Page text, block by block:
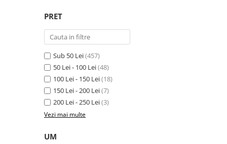
Dosare de prezentare
Dosare din carton
Dosare din plastic
Dosare suspendabile
Etichete bibliorafturi
File de protectie
Index autoadeziv
PRET
Sub 50 Lei(457)
50 Lei - 100 Lei(48)
100 Lei - 150 Lei(18)
150 Lei - 200 Lei(7)
200 Lei - 250 Lei(3)
Vezi mai multe
UM